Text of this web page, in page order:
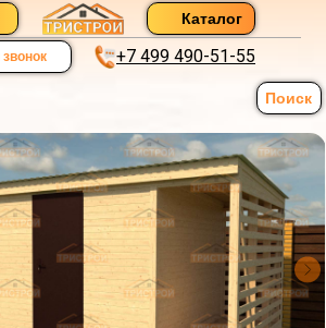
Каталог
+7 499 490-51-55
Поиск